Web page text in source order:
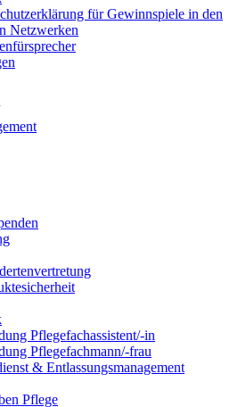
für Gewinnspiele in den
Netzwerken
Pflegefachassistent/-in
Pflegefachmann/-frau
& Entlassungsmanagement
Pflege